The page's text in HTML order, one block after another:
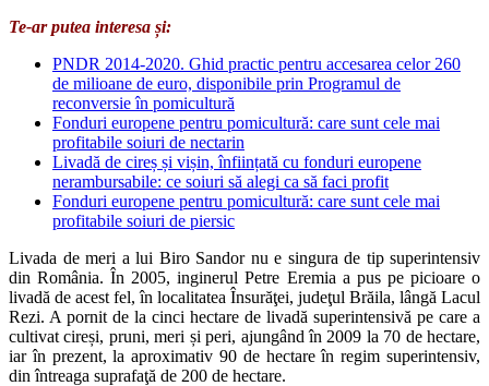
Te-ar putea interesa și:
PNDR 2014-2020. Ghid practic pentru accesarea celor 260
de milioane de euro, disponibile prin Programul de
reconversie în pomicultură
Fonduri europene pentru pomicultură: care sunt cele mai
profitabile soiuri de nectarin
Livadă de cireș și vișin, înființată cu fonduri europene
nerambursabile: ce soiuri să alegi ca să faci profit
Fonduri europene pentru pomicultură: care sunt cele mai
profitabile soiuri de piersic
Livada de meri a lui Biro Sandor nu e singura de tip superintensiv
din România. În 2005, inginerul Petre Eremia a pus pe picioare o
livadă de acest fel, în localitatea Însurăţei, judeţul Brăila, lângă Lacul
Rezi. A pornit de la cinci hectare de livadă superintensivă pe care a
cultivat cireși, pruni, meri și peri, ajungând în 2009 la 70 de hectare,
iar în prezent, la aproximativ 90 de hectare în regim superintensiv,
din întreaga suprafaţă de 200 de hectare.